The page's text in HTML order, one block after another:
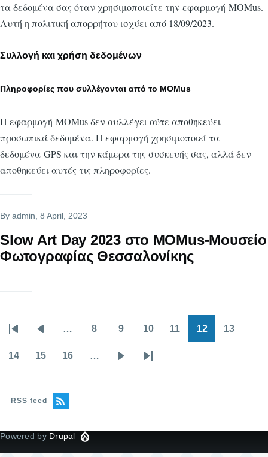
τα δεδομένα σας όταν χρησιμοποιείτε την εφαρμογή MOMus.
Αυτή η πολιτική απορρήτου ισχύει από 18/09/2023.
Συλλογή και χρήση δεδομένων
Πληροφορίες που συλλέγονται από το MOMus
Η εφαρμογή MOMus δεν συλλέγει ούτε αποθηκεύει
προσωπικά δεδομένα. Η εφαρμογή χρησιμοποιεί τα
δεδομένα GPS και την κάμερα της συσκευής σας, αλλά δεν
αποθηκεύει αυτές τις πληροφορίες.
By admin, 8 April, 2023
Slow Art Day 2023 στο MOMus-Μουσείο
Φωτογραφίας Θεσσαλονίκης
Pagination
First
page
Previous
page
… 8 9 10 11 12 13
14 15 16 …
Last
RSS feed
Powered by Drupal